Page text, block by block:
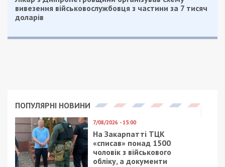
Читайте також
Староста села на Львівщині ганяв п’яним
за кермом у комендантську годину